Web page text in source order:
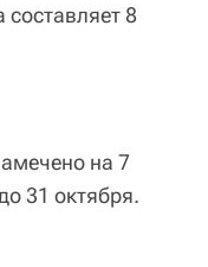
8
на 7
31 октября.